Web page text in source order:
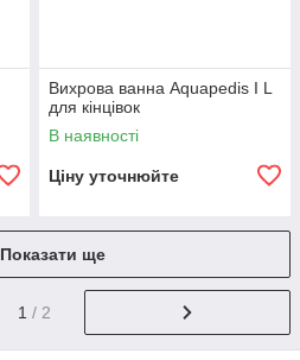
Вихрова ванна Aquapedis I L
для кінцівок
В наявності
Ціну уточнюйте
Показати ще
1 / 2